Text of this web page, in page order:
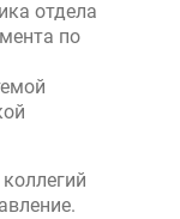
отдела
по